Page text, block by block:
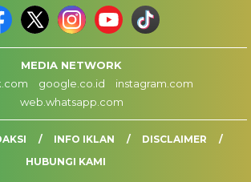
MEDIA NETWORK
google.co.id
instagram.com
web.whatsapp.com
INFO IKLAN
DISCLAIMER
HUBUNGI KAMI